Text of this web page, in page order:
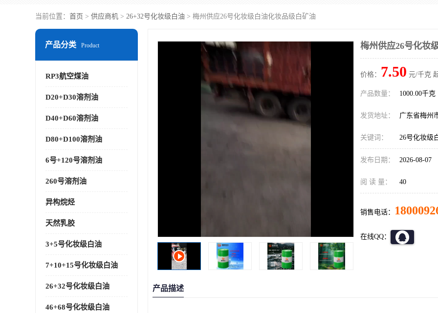
当前位置： 首页 > 供应商机 > 26+32号化妆级白油 > 梅州供应26号化妆级白油化妆品级白矿油
产品分类 Product
RP3航空煤油
D20+D30溶剂油
D40+D60溶剂油
D80+D100溶剂油
6号+120号溶剂油
260号溶剂油
异构烷烃
天然乳胶
3+5号化妆级白油
7+10+15号化妆级白油
26+32号化妆级白油
46+68号化妆级白油
梅州供应26号化妆
价格： 7.50 元/千克
产品数量： 1000.00千克
发货地址： 广东省梅州
关键词： 26号化妆级
发布日期： 2026-08-07
阅 读 量： 40
销售电话：
在线QQ：
产品描述